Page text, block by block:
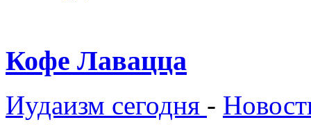
Кофе Лавацца
Иудаизм сегодня -